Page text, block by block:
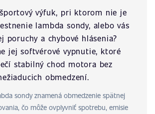
výfuk, pri ktorom nie je
lambda sondy, alebo vás
poruchy a chybové hlásenia?
jej softvérové vypnutie, ktoré
stabilný chod motora bez
obmedzení.
sondy znamená obmedzenie spätnej
čo môže ovplyvniť spotrebu, emisie